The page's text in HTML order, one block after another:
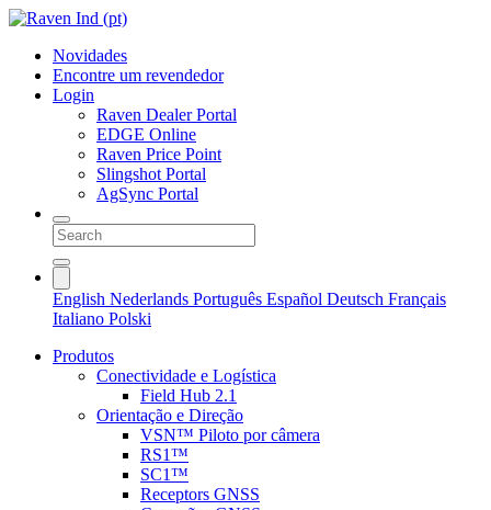
Novidades
Encontre um revendedor
Login
Raven Dealer Portal
EDGE Online
Raven Price Point
Slingshot Portal
AgSync Portal
English Nederlands Português Español Deutsch Français
Italiano Polski
Produtos
Conectividade e Logística
Field Hub 2.1
Orientação e Direção
VSN™ Piloto por câmera
RS1™
SC1™
Receptors GNSS